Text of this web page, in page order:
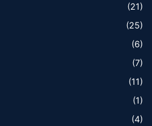
(21)
(25)
(6)
(7)
(11)
(1)
(4)